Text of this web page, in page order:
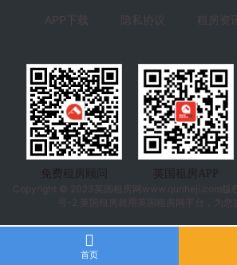
APP下载 隐私协议 租房资
免费租房顾问 英国租房APP
Copyright © 2023 英国租房 网www.qunheji.com版
号-2 英国租房就用英国租房网平台，为您
首页